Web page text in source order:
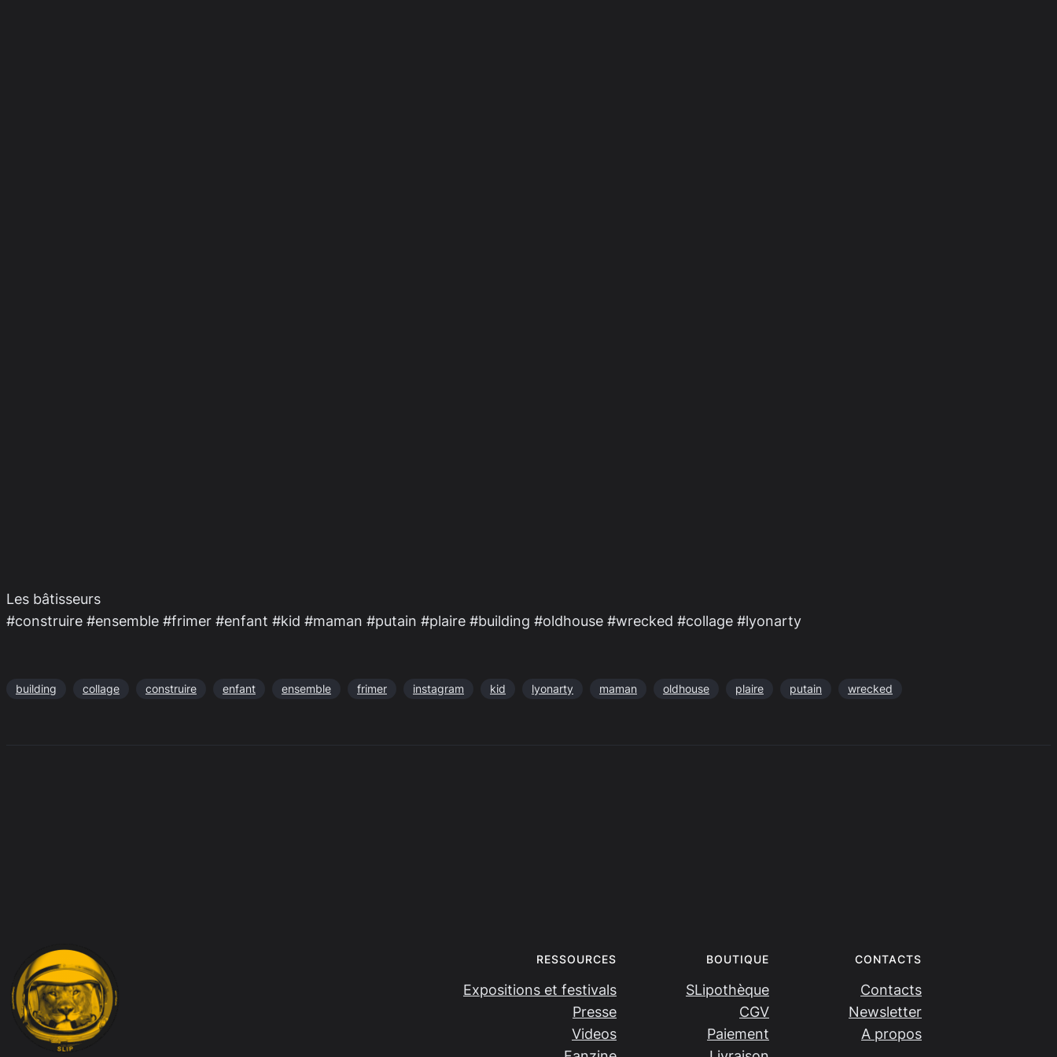
Les bâtisseurs
#construire #ensemble #frimer #enfant #kid #maman #putain #plaire #building #oldhouse #wrecked #collage #lyonarty
building collage construire enfant ensemble frimer instagram kid lyonarty maman oldhouse plaire putain wrecked
RESSOURCES
Expositions et festivals
Presse
Videos
BOUTIQUE
SLipothèque
CGV
Paiement
CONTACTS
Contacts
Newsletter
A propos